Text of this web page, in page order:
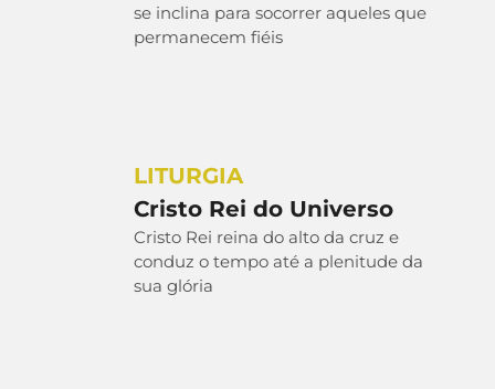
se inclina para socorrer aqueles que
permanecem fiéis
LITURGIA
Cristo Rei do Universo
Cristo Rei reina do alto da cruz e
conduz o tempo até a plenitude da
sua glória